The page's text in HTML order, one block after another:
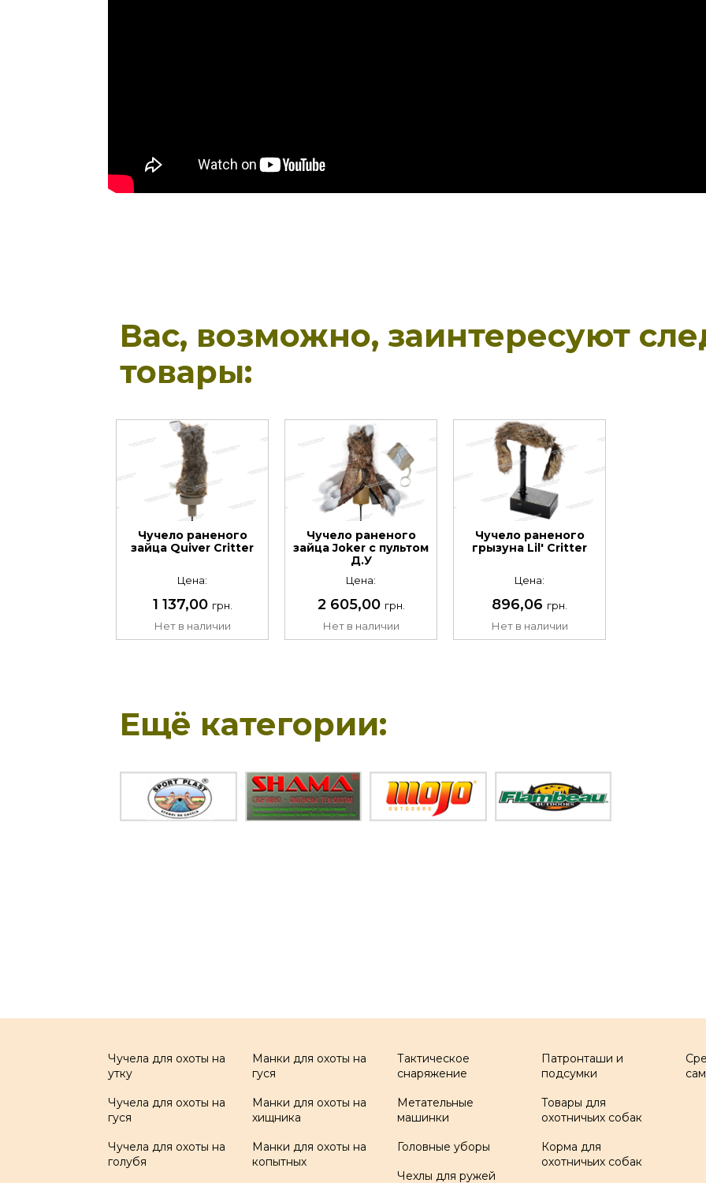
Вас, возможно, заинтересуют
товары:
Чучело раненого
зайца Quiver Critter
Цена:
1 137,00 грн.
Нет в наличии
Чучело раненого
зайца Joker c пультом
Д.У
Цена:
2 605,00 грн.
Нет в наличии
Чучело раненого
грызуна Lil' Critter
Цена:
896,06 грн.
Нет в наличии
Ещё категории:
Чучела для охоты на
утку
Чучела для охоты на
гуся
Чучела для охоты на
голубя
Манки для охоты на
гуся
Манки для охоты на
хищника
Манки для охоты на
копытных
Тактическое
снаряжение
Метательные
машинки
Головные уборы
Чехлы для ружей
Патронташи и
подсумки
Товары для
охотничьих собак
Корма для
охотничьих собак